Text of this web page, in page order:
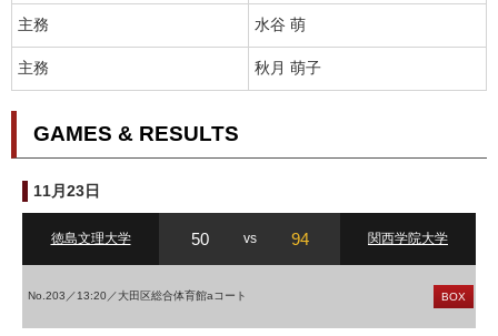
主務 水谷 萌
主務 秋月 萌子
GAMES & RESULTS
11月23日
徳島文理大学 50 vs 94 関西学院大学
No.203／13:20／大田区総合体育館aコート BOX